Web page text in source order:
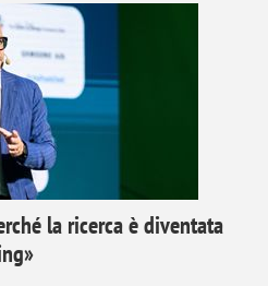
la ricerca è diventata